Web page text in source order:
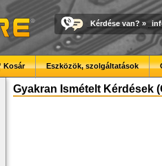
Kérdése van? »
Kosár Eszközök, szolgáltatások
Gyakran Ismételt Kérdések